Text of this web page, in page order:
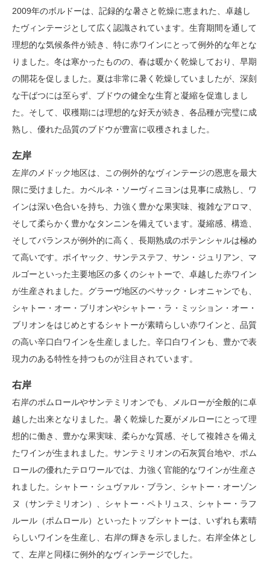
2009年のボルドーは、記録的な暑さと乾燥に恵まれた、卓越し
たヴィンテージとして広く認識されています。生育期間を通して
理想的な気候条件が続き、特に赤ワインにとって例外的な年とな
りました。冬は寒かったものの、春は暖かく乾燥しており、早期
の開花を促しました。夏は非常に暑く乾燥していましたが、深刻
な干ばつには至らず、ブドウの健全な生育と凝縮を促進しまし
た。そして、収穫期には理想的な好天が続き、各品種が完璧に成
熟し、優れた品質のブドウが豊富に収穫されました。
左岸
左岸のメドック地区は、この例外的なヴィンテージの恩恵を最大
限に受けました。カベルネ・ソーヴィニヨンは見事に成熟し、ワ
インは深い色合いを持ち、力強く豊かな果実味、複雑なアロマ、
そして柔らかく豊かなタンニンを備えています。凝縮感、構造、
そしてバランスが例外的に高く、長期熟成のポテンシャルは極め
て高いです。ポイヤック、サンテステフ、サン・ジュリアン、マ
ルゴーといった主要地区の多くのシャトーで、卓越した赤ワイン
が生産されました。グラーヴ地区のペサック・レオニャンでも、
シャトー・オー・ブリオンやシャトー・ラ・ミッション・オー・
ブリオンをはじめとするシャトーが素晴らしい赤ワインと、品質
の高い辛口白ワインを生産しました。辛口白ワインも、豊かで表
現力のある特性を持つものが注目されています。
右岸
右岸のポムロールやサンテミリオンでも、メルローが全般的に卓
越した出来となりました。暑く乾燥した夏がメルローにとって理
想的に働き、豊かな果実味、柔らかな質感、そして複雑さを備え
たワインが生まれました。サンテミリオンの石灰質台地や、ポム
ロールの優れたテロワールでは、力強く官能的なワインが生産さ
れました。シャトー・シュヴァル・ブラン、シャトー・オーゾン
ヌ（サンテミリオン）、シャトー・ペトリュス、シャトー・ラフ
ルール（ポムロール）といったトップシャトーは、いずれも素晴
らしいワインを生産し、右岸の輝きを示しました。右岸全体とし
て、左岸と同様に例外的なヴィンテージでした。